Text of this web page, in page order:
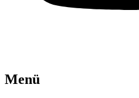
Menü